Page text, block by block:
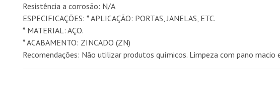
Resistência a corrosão: N/A
ESPECIFICAÇÕES: * APLICAÇÃO: PORTAS, JANELAS, ETC.
* MATERIAL: AÇO.
* ACABAMENTO: ZINCADO (ZN)
Recomendações: Não utilizar produtos químicos. Limpeza com pano macio